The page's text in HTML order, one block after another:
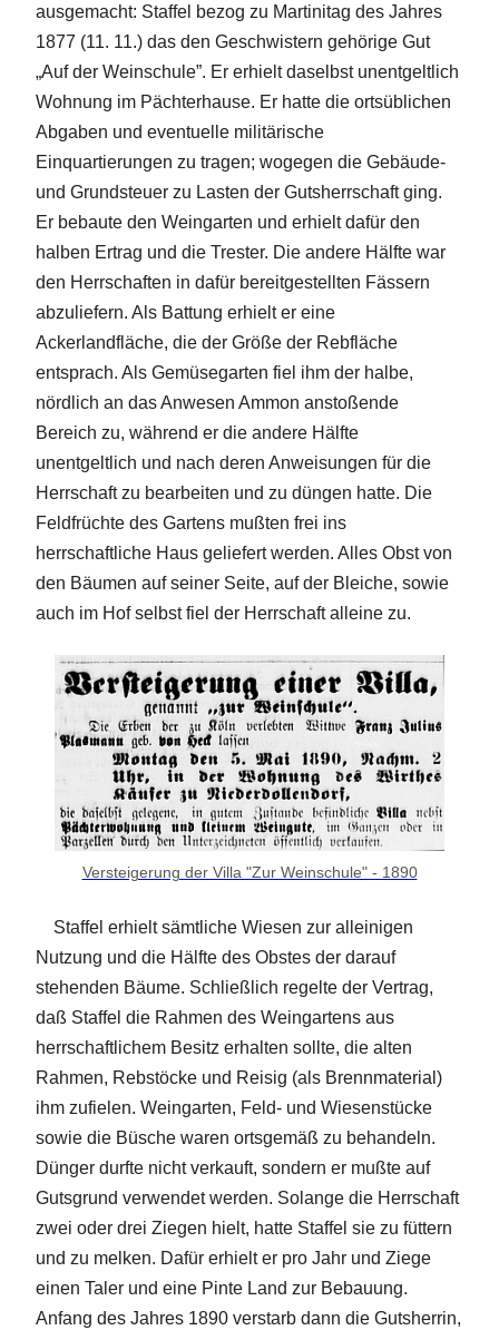
ausgemacht: Staffel bezog zu Martinitag des Jahres
1877 (11. 11.) das den Geschwistern gehörige Gut
„Auf der Weinschule”. Er erhielt daselbst unentgeltlich
Wohnung im Pächterhause. Er hatte die ortsüblichen
Abgaben und eventuelle militärische
Einquartierungen zu tragen; wogegen die Gebäude-
und Grundsteuer zu Lasten der Gutsherrschaft ging.
Er bebaute den Weingarten und erhielt dafür den
halben Ertrag und die Trester. Die andere Hälfte war
den Herrschaften in dafür bereitgestellten Fässern
abzuliefern. Als Battung erhielt er eine
Ackerlandfläche, die der Größe der Rebfläche
entsprach. Als Gemüsegarten fiel ihm der halbe,
nördlich an das Anwesen Ammon anstoßende
Bereich zu, während er die andere Hälfte
unentgeltlich und nach deren Anweisungen für die
Herrschaft zu bearbeiten und zu düngen hatte. Die
Feldfrüchte des Gartens mußten frei ins
herrschaftliche Haus geliefert werden. Alles Obst von
den Bäumen auf seiner Seite, auf der Bleiche, sowie
auch im Hof selbst fiel der Herrschaft alleine zu.
Versteigerung der Villa "Zur Weinschule" - 1890
Staffel erhielt sämtliche Wiesen zur alleinigen
Nutzung und die Hälfte des Obstes der darauf
stehenden Bäume. Schließlich regelte der Vertrag,
daß Staffel die Rahmen des Weingartens aus
herrschaftlichem Besitz erhalten sollte, die alten
Rahmen, Rebstöcke und Reisig (als Brennmaterial)
ihm zufielen. Weingarten, Feld- und Wiesenstücke
sowie die Büsche waren ortsgemäß zu behandeln.
Dünger durfte nicht verkauft, sondern er mußte auf
Gutsgrund verwendet werden. Solange die Herrschaft
zwei oder drei Ziegen hielt, hatte Staffel sie zu füttern
und zu melken. Dafür erhielt er pro Jahr und Ziege
einen Taler und eine Pinte Land zur Bebauung.
Anfang des Jahres 1890 verstarb dann die Gutsherrin,